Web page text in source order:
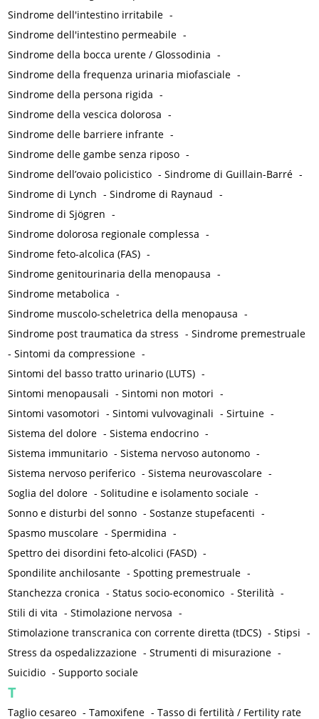
Sindrome dell'intestino irritabile -
Sindrome dell'intestino permeabile -
Sindrome della bocca urente / Glossodinia -
Sindrome della frequenza urinaria miofasciale -
Sindrome della persona rigida -
Sindrome della vescica dolorosa -
Sindrome delle barriere infrante -
Sindrome delle gambe senza riposo -
Sindrome dell’ovaio policistico -Sindrome di Guillain-Barré -
Sindrome di Lynch -Sindrome di Raynaud -
Sindrome di Sjögren -
Sindrome dolorosa regionale complessa -
Sindrome feto-alcolica (FAS) -
Sindrome genitourinaria della menopausa -
Sindrome metabolica -
Sindrome muscolo-scheletrica della menopausa -
Sindrome post traumatica da stress -Sindrome premestruale
-Sintomi da compressione -
Sintomi del basso tratto urinario (LUTS) -
Sintomi menopausali -Sintomi non motori -
Sintomi vasomotori -Sintomi vulvovaginali -Sirtuine -
Sistema del dolore -Sistema endocrino -
Sistema immunitario -Sistema nervoso autonomo -
Sistema nervoso periferico -Sistema neurovascolare -
Soglia del dolore -Solitudine e isolamento sociale -
Sonno e disturbi del sonno -Sostanze stupefacenti -
Spasmo muscolare -Spermidina -
Spettro dei disordini feto-alcolici (FASD) -
Spondilite anchilosante -Spotting premestruale -
Stanchezza cronica -Status socio-economico -Sterilità -
Stili di vita -Stimolazione nervosa -
Stimolazione transcranica con corrente diretta (tDCS) -Stipsi -
Stress da ospedalizzazione -Strumenti di misurazione -
Suicidio -Supporto sociale
T
Taglio cesareo -Tamoxifene -Tasso di fertilità / Fertility rate